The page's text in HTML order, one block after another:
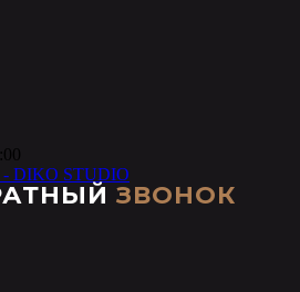
- DIKO STUDIO
ЗВОНОК